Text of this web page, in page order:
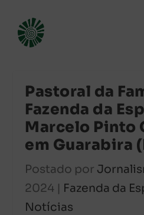
Pastoral da
Fazenda da
Marcelo Pinto
em Guarabira
Postado por
2024 | Fazenda da
Notícias